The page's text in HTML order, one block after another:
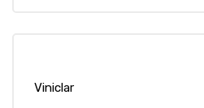
Viniclar